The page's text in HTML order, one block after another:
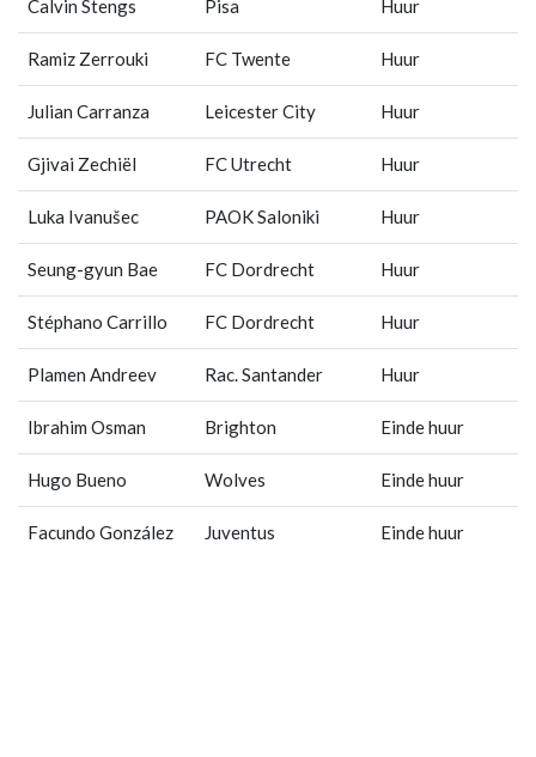
Calvin Stengs Pisa Huur
Ramiz Zerrouki FC Twente Huur
Julian Carranza Leicester City Huur
Gjivai Zechiël FC Utrecht Huur
Luka Ivanušec PAOK Saloniki Huur
Seung-gyun Bae FC Dordrecht Huur
Stéphano Carrillo FC Dordrecht Huur
Plamen Andreev Rac. Santander Huur
Ibrahim Osman Brighton Einde huur
Hugo Bueno Wolves Einde huur
Facundo González Juventus Einde huur